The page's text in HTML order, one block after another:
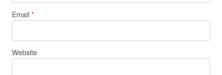
Email *
Website